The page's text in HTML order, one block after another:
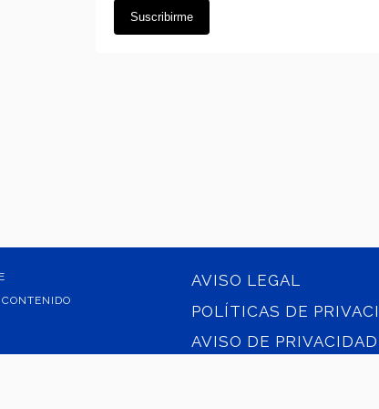
AVISO LEGAL
POLÍTICAS DE
AVISO DE PRIVACIDAD